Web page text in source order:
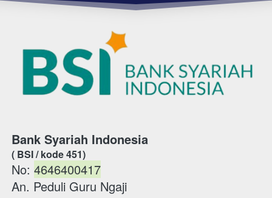
Bank Syariah Indonesia
( BSI / kode 451)
No: 4646400417
An. Peduli Guru Ngaji